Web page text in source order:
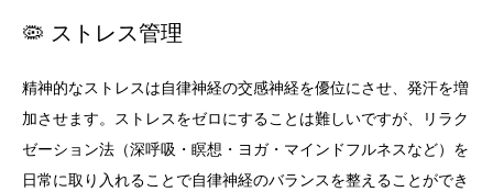
🦠 ストレス管理
精神的なストレスは自律神経の交感神経を優位にさせ、発汗を増
加させます。ストレスをゼロにすることは難しいですが、リラク
ゼーション法（深呼吸・瞑想・ヨガ・マインドフルネスなど）を
日常に取り入れることで自律神経のバランスを整えることができ